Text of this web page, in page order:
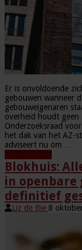
Er is onvoldoende
gebouwen wanneer
gebouweigenaren
overheid houdt
Onderzoeksraad
het dak van het AZ-
adviseert nu om …
Blokhuis:
in openbare
definitief
Liz de Bie 8